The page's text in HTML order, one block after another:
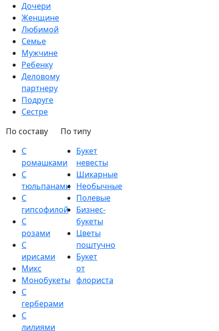
Дочери
Женщине
Любимой
Семье
Мужчине
Ребенку
Деловому
партнеру
Подруге
Сестре
По составу
С
ромашками
С
тюльпанами
С
гипсофилой
С
розами
С
ирисами
Микс
Монобукеты
С
герберами
С
лилиями
По типу
Букет
невесты
Шикарные
Необычные
Полевые
Бизнес-
букеты
Цветы
поштучно
Букет
от
флориста